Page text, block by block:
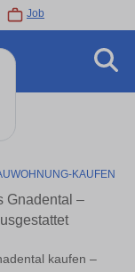
Job
KAUFEN
Gnadental –
kaufen –